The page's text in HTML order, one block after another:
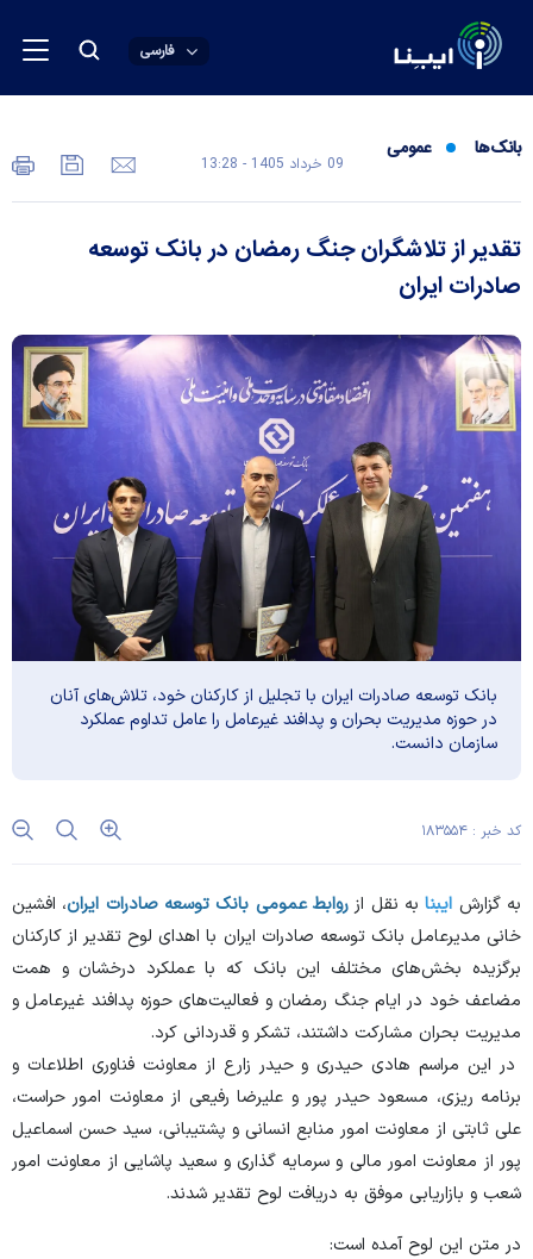
فارسی
بانک‌ها عمومی
09 خرداد 1405 - 13:28
تقدیر از تلاشگران جنگ رمضان در بانک توسعه
صادرات ایران
بانک توسعه صادرات ایران با تجلیل از کارکنان خود، تلاش‌های آنان
در حوزه مدیریت بحران و پدافند غیرعامل را عامل تداوم عملکرد
سازمان دانست.
کد خبر : ۱۸۳۵۵۴
به گزارش ایبنا به نقل از روابط عمومی بانک توسعه صادرات ایران، افشین
خانی مدیرعامل بانک توسعه صادرات ایران با اهدای لوح تقدیر از کارکنان
برگزیده بخش‌های مختلف این بانک که با عملکرد درخشان و همت
مضاعف خود در ایام جنگ رمضان و فعالیت‌های حوزه پدافند غیرعامل و
مدیریت بحران مشارکت داشتند، تشکر و قدردانی کرد.
در این مراسم هادی حیدری و حیدر زارع از معاونت فناوری اطلاعات و
برنامه ریزی، مسعود حیدر پور و علیرضا رفیعی از معاونت امور حراست،
علی ثابتی از معاونت امور منابع انسانی و پشتیبانی، سید حسن اسماعیل
پور از معاونت امور مالی و سرمایه گذاری و سعید پاشایی از معاونت امور
شعب و بازاریابی موفق به دریافت لوح تقدیر شدند.
در متن این لوح آمده است: